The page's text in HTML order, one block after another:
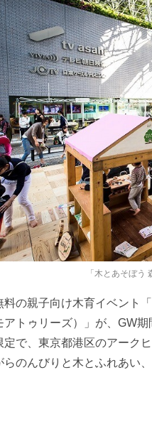
「木とあそぼう
料の親子向け木育イベント
アトゥリーズ）」が、GW
定で、東京都港区のアーク
らのんびりと木とふれあい